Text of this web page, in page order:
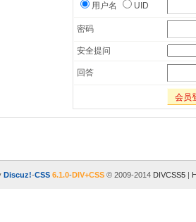
用户名 UID
密码
安全提问
回答
会员
Discuz!-CSS 6.1.0-DIV+CSS© 2009-2014 DIVCSS5|